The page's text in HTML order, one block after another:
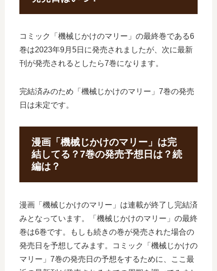
コミック「機械じかけのマリー」の最終巻である6
巻は2023年9月5日に発売されましたが、次に最新
刊が発売されるとしたら7巻になります。
完結済みのため「機械じかけのマリー」7巻の発売
日は未定です。
漫画「機械じかけのマリー」は完
結してる？7巻の発売予想日は？続
編は？
漫画「機械じかけのマリー」は連載が終了し完結済
みとなっています。「機械じかけのマリー」の最終
巻は6巻です。もしも続きの巻が発売された場合の
発売日を予想してみます。コミック「機械じかけの
マリー」7巻の発売日の予想をするために、ここ最